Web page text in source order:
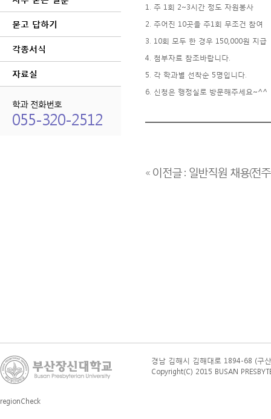
묻고 답하기
각종서식
자료실
학과 전화번호
055-320-2512
1. 주 1회 2~3시간 정도 자원봉사
2. 주어진 10곳을 주1회 무조건 참여
3. 10회 모두 한 경우 150,000원 지급
4. 첨부자료 참조바랍니다.
5. 각 학과별 선착순 5명입니다.
6. 신청은 행정실로 방문해주세요~^^
« 이전글 : 일반직원 채용(전
경남 김해시 김해대로 1894-68 (구
Copyright(C) 2015 BUSAN
regionCheck